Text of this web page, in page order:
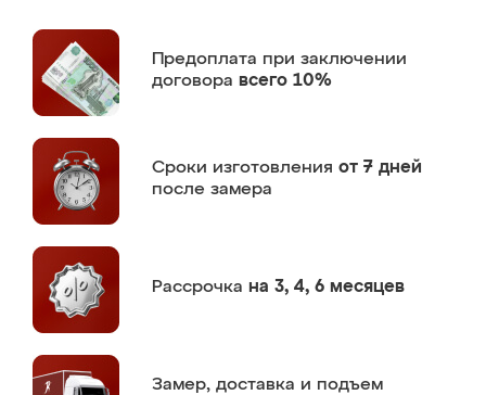
Предоплата при заключении
договора всего 10%
Сроки изготовления от 7 дней
после замера
Рассрочка на 3, 4, 6 месяцев
Замер, доставка и подъем